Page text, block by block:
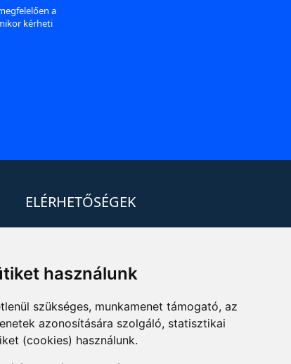
használunk
szükséges, munkamenet támogató, az
azonosítására szolgáló, statisztikai
(cookies) használunk.
a
kérheti
ELÉRHETŐSÉGEK
info@mprx.hu